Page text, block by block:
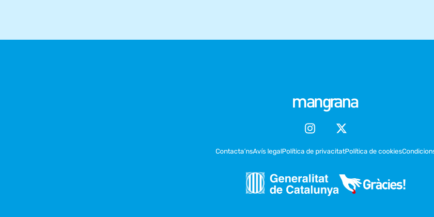
Contacta’nsAvís legalPolítica de privacitatPolítica de cookies